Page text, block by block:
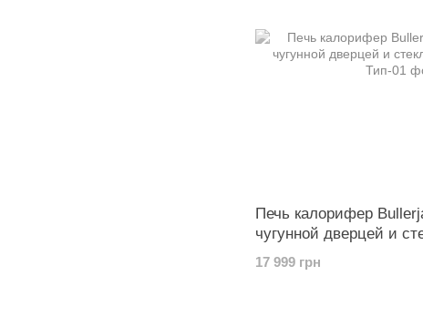
Печь калорифер
чугунной дверцей и
17 999 грн